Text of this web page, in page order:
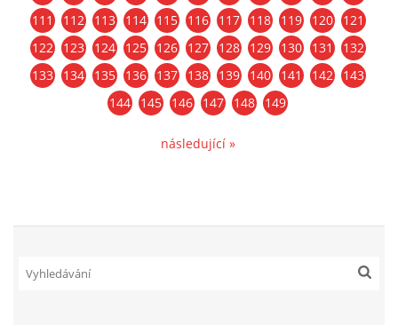
111 112 113 114 115 116 117 118 119 120 121
122 123 124 125 126 127 128 129 130 131 132
133 134 135 136 137 138 139 140 141 142 143
144 145 146 147 148 149
následující »